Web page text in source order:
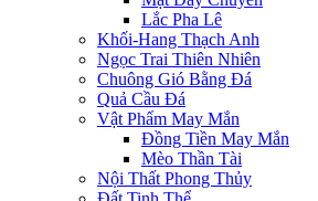
Lắc Pha Lê
Khối-Hang Thạch Anh
Ngọc Trai Thiên Nhiên
Chuông Gió Bằng Đá
Quả Cầu Đá
Vật Phẩm May Mắn
Đồng Tiền May Mắn
Mèo Thần Tài
Nội Thất Phong Thủy